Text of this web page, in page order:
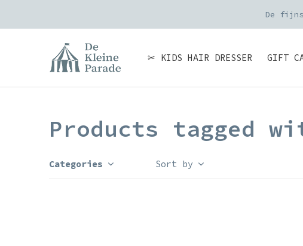
✂ KIDS HAIR DRESSER GIFT
De
Products tagged
Categories Sort by